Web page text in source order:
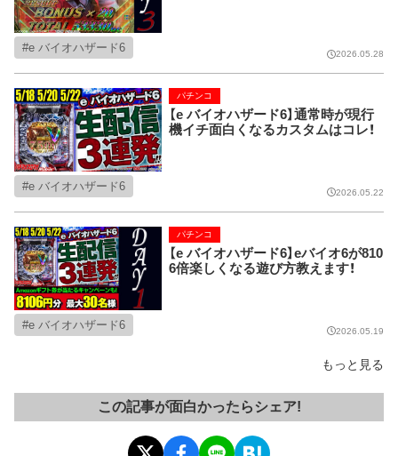
e バイオハザード6 2026.05.28
【e バイオハザード6】通常時が現行
機イチ面白くなるカスタムはコレ！
パチンコ
e バイオハザード6 2026.05.22
【e バイオハザード6】eバイオ6が810
6倍楽しくなる遊び方教えます！
パチンコ
e バイオハザード6 2026.05.19
もっと見る
この記事が面白かったらシェア!